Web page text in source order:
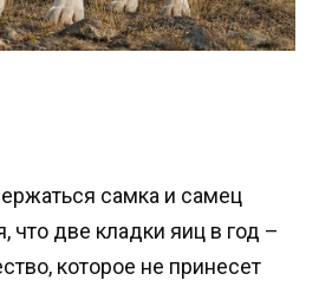
самка и самец
что две кладки яиц в год –
которое не принесет